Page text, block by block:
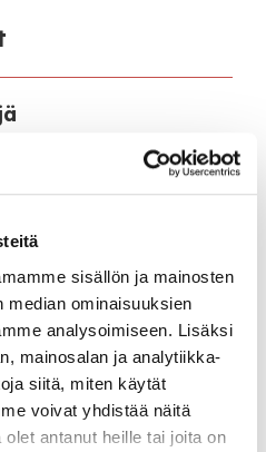
sisällön ja mainosten
median ominaisuuksien
analysoimiseen. Lisäksi
mainosalan ja analytiikka-
siitä, miten käytät
voivat yhdistää näitä
antanut heille tai joita on
osalta 10 €, mistä
alennus SaPu:n jäsenille
vain yhden
Kaikki mukaan
suorituskerran jälkeen.